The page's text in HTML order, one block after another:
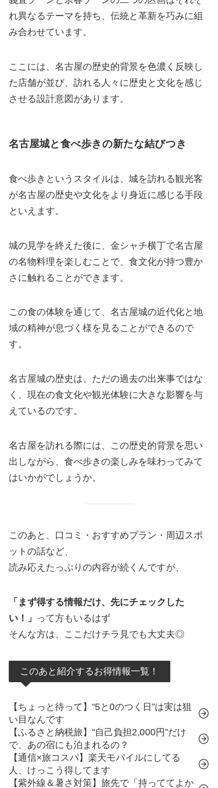
れ異なるテーマを持ち、伝統と革新を巧みに組
み合わせています。
ここには、名古屋の歴史的背景を色濃く反映し
た店舗が並び、訪れる人々に歴史と文化を感じ
させる設計意図があります。
名古屋城と食べ歩きの新たな結びつき
食べ歩きというスタイルは、城を訪れる観光客
が名古屋の歴史や文化をより身近に感じる手段
といえます。
城の見学を終えた後に、金シャチ横丁で名古屋
の名物料理を楽しむことで、食文化が持つ豊か
さに触れることができます。
この食の体験を通じて、名古屋城の近代化と地
域の精神が息づく様を見ることができるので
す。
名古屋城の歴史は、ただの過去の出来事ではな
く、現在の食文化や観光体験に大きな影響を与
えているのです。
名古屋を訪れる際には、この歴史的背景を思い
出しながら、食べ歩きの楽しみを味わってみて
はいかがでしょうか。
このあと、口コミ・おすすめプラン・周辺スポ
ットの話など、
読み応えたっぷりの内容が続くんですが、
「まず得する情報だけ、先にチェックした
い！」
って方もいるはず
そんな方は、ここだけチラ見でも大丈夫◎
このあと紹介するお得情報一覧！
【ちょっと待って】“5と0のつく日”は実は狙
い目なんです
【ふるさと納税旅】“自己負担2,000円”だけ
で、あの宿にも泊まれるの？
【通信×旅コスパ】楽天モバイルにしてる
人、けっこう得してます
【紫外線＆暑さ対策】旅先で「持っててよか